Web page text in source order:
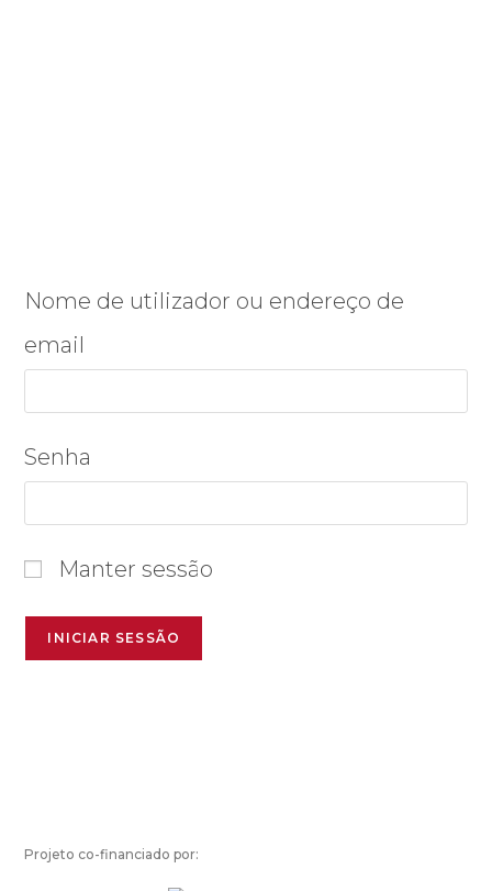
Nome de utilizador ou endereço de
email
Senha
Manter sessão
Projeto co-financiado por: